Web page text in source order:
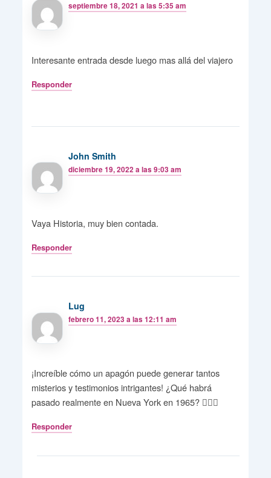
septiembre 18, 2021 a las 5:35 am
Interesante entrada desde luego mas allá del viajero
Responder
John Smith
diciembre 19, 2022 a las 9:03 am
Vaya Historia, muy bien contada.
Responder
Lug
febrero 11, 2023 a las 12:11 am
¡Increíble cómo un apagón puede generar tantos
misterios y testimonios intrigantes! ¿Qué habrá
pasado realmente en Nueva York en 1965? 🕵️‍♀️🗽
Responder